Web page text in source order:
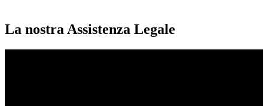
La nostra Assistenza Legale